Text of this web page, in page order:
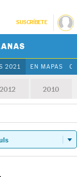
SUSCRÍBETE
2021 EN MAPAS
2012 2010